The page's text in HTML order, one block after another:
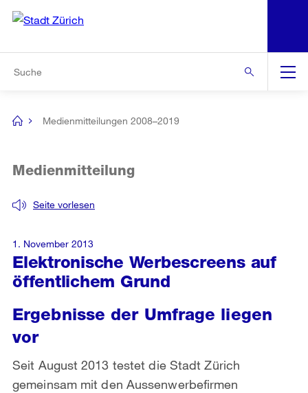
Navigation
[no
Medienmitteilungen 2008–2019
Elektronische Werbescreens auf
öffentlichem Grund
Seite vorlesen
Medienmitteilung
Ergebnisse der Umfrage liegen
vor
Seit August 2013 testet die Stadt Zürich
gemeinsam mit den Aussenwerbefirmen
1. November 2013